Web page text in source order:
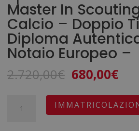
Master In
Calcio – Doppio
Diploma
Notaio Europeo –
2.720,00€ Il
originale
era:
680,00€Il
è: